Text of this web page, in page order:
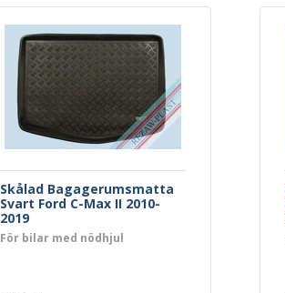
Skålad Bagagerumsmatta
Svart Ford C-Max II 2010-
2019
För bilar med nödhjul